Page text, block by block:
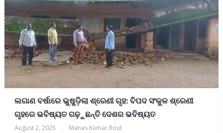
ଲଗାଣ ବର୍ଷାରେ ଭୁଷୁଡ଼ିଲା ଶ୍ରେଣୀ ଗୃହ: ବିପଦ ସଂକୁଳ ଶ୍ରେଣୀ
ଗୃହରେ ଭବିଷ୍ୟତ ଗଢ଼ୁଛନ୍ତି ଦେଶର ଭବିଷ୍ୟତ
August 2, 2025 Manas Kumar Rout